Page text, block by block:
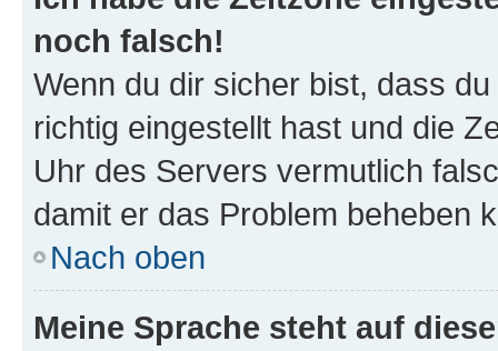
noch falsch!
Wenn du dir sicher bist, dass
richtig eingestellt hast und die
Uhr des Servers vermutlich
damit er das Problem beheben
Nach oben
Meine Sprache steht auf